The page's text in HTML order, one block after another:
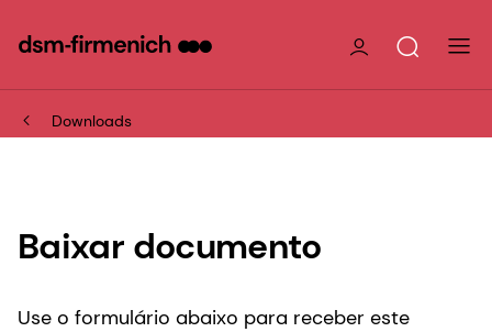
Downloads
Baixar documento
Use o formulário abaixo para receber este